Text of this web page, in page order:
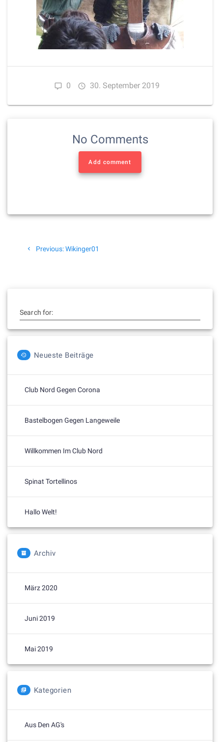
0 30. September 2019
No Comments
Add comment
Previous:Previous
Wikinger01
Search for:
Neueste Beiträge
Club Nord Gegen Corona
Bastelbogen Gegen Langeweile
Willkommen Im Club Nord
Spinat Tortellinos
Hallo Welt!
Archiv
März 2020
Juni 2019
Mai 2019
Kategorien
Aus Den AG's